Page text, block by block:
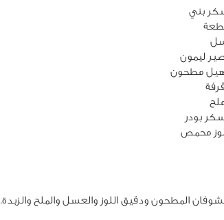
بني
مطحون
بودر
محمص
المطحون ودقيق اللوز والعسل والملح والزبدة.